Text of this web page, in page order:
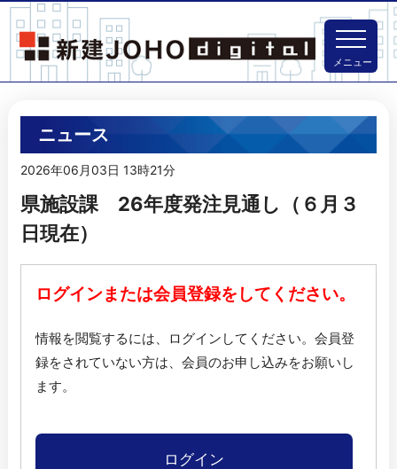
メニュー
ニュース
2026年06月03日 13時21分
県施設課 26年度発注見通し（６月３
日現在）
ログインまたは会員登録をしてください。
情報を閲覧するには、ログインしてください。 会員登
録をされていない方は、会員のお申し込みをお願いし
ます。
ログイン